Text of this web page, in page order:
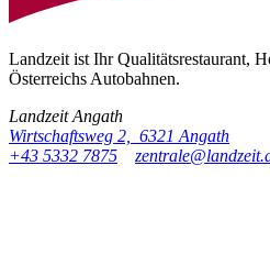
Landzeit ist Ihr Qualitätsrestaurant,
Österreichs Autobahnen.
LandzeitAngath
Wirtschaftsweg 2, 6321 Angath
+43 5332 7875